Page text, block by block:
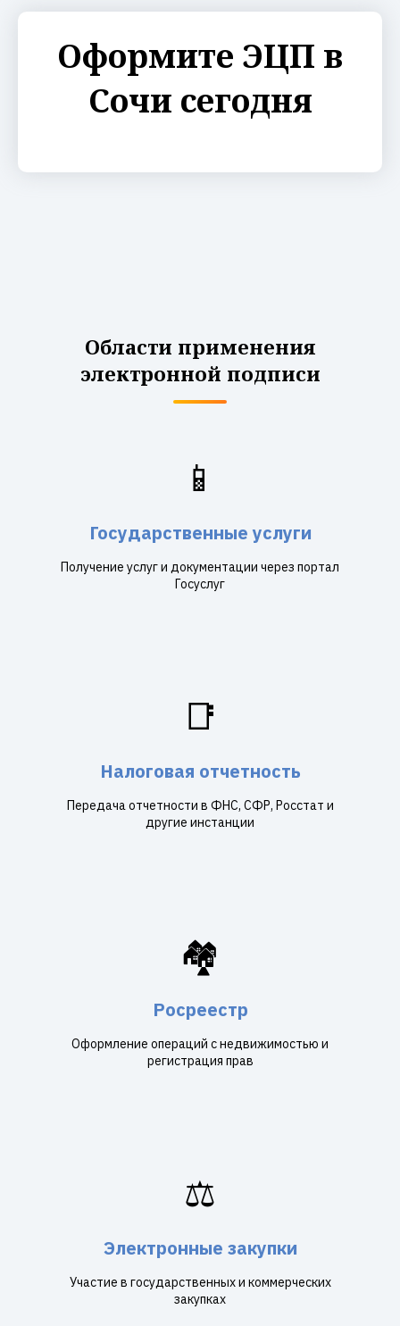
Оформите ЭЦП в
Сочи сегодня
Области применения
электронной подписи
📱
Государственные услуги
Получение услуг и документации через портал
Госуслуг
📑
Налоговая отчетность
Передача отчетности в ФНС, СФР, Росстат и
другие инстанции
🏘️
Росреестр
Оформление операций с недвижимостью и
регистрация прав
⚖️
Электронные закупки
Участие в государственных и коммерческих
закупках